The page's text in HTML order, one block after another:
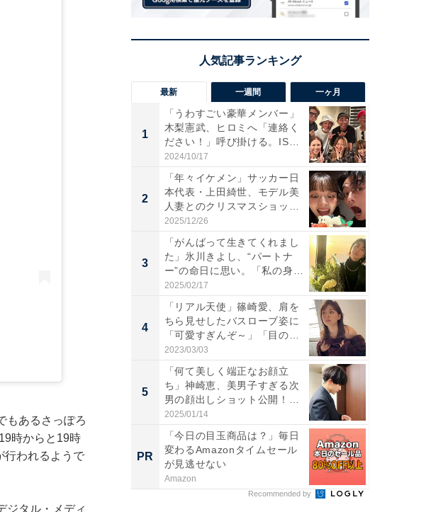
もあるさっぽろ
時からと19時
行われるようで
ジタル・メディ
最新 一週間 一ヶ月
1
「うわすごい豪華メンバー」
木梨憲武、ヒロミへ「連絡く
ださい！」呼び掛ける。IS
S...
2024/10/17
2
「年々イケメン」サッカー日
本代表・上田綺世、モデル美
人妻とのクリスマスショット
に...
2025/12/26
3
「がんばって生きてくれまし
た」氷川きよし、“パートナ
ー”の命日に思い。「私の身
体...
2025/02/17
4
「リアル天使」篠崎愛、肩を
ちら見せしたバスローブ姿に
「可愛すぎんぞ～」「目の表
情...
2023/03/03
5
「何て美しく端正なお顔立
ち」神崎恵、美男子すぎる次
男の顔出しショット公開！
「め...
2025/01/14
PR
「今日の目玉商品は？」毎日
変わるAmazonタイムセール
が見逃せない
Amazon
Recommended by